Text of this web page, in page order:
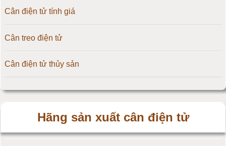
Cân điện tử tính giá
Cân treo điện tử
Cân điện tử thủy sản
Hãng sản xuất cân điện tử